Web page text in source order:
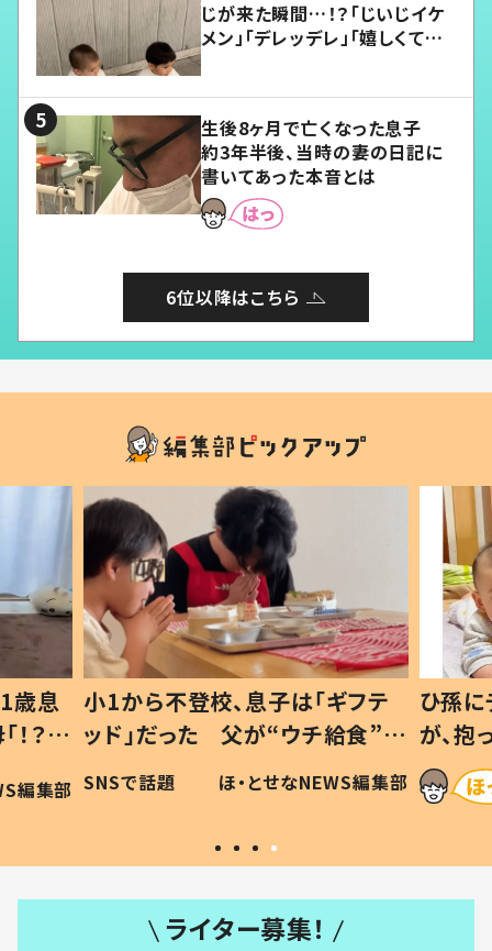
じが来た瞬間…！？「じいじイケ
メン」「デレッデレ」「嬉しくて可
生後8ヶ月で亡くなった息子
約3年半後、当時の妻の日記に
書いてあった本音とは
6位以降はこちら
歳息
？」
編集部
小1から不登校、息子は「ギフテ
ッド」だった 父が“ウチ給食”を
作り続ける理由とは #令和の親
#令和の子
SNSで話題 ほ・とせなNEWS編集部
ひ孫
が、
「涙が
い」
ライター募集！